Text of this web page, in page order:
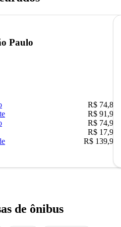
Paulo
R$ 74,80
R$ 91,90
R$ 74,90
R$ 17,90
R$ 139,90
de ônibus